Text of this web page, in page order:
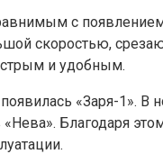
с
скоростью,
и удобным.
«Заря-1». В
Благодаря